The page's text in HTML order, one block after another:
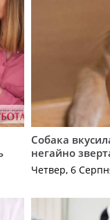
Собака
негайно
Четвер, 6